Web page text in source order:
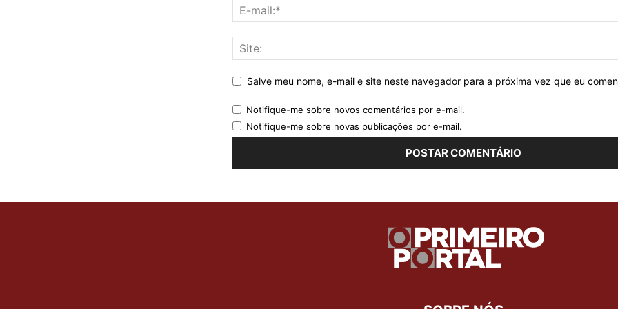
Salve meu nome, e-mail e site neste navegador para a próxima vez que eu
Notifique-me sobre novos comentários por e-mail.
Notifique-me sobre novas publicações por e-mail.